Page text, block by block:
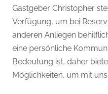
Gastgeber Christopher
Verfügung, um bei
anderen Anliegen
eine persönliche
Bedeutung ist, daher
Möglichkeiten, um mit